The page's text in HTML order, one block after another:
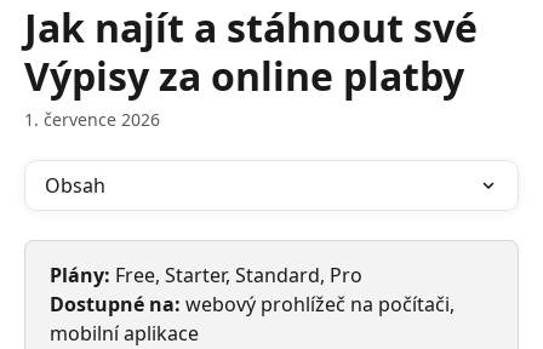
Jak najít a stáhnout své
Výpisy za online platby
1. července 2026
Obsah
Plány: Free, Starter, Standard, Pro
Dostupné na: webový prohlížeč na počítači,
mobilní aplikace